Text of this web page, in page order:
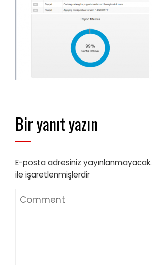
Bir yanıt yazın
E-posta adresiniz yayınlanmayacak.
ile işaretlenmişlerdir